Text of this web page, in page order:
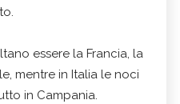
essere la Francia, la
mentre in Italia le noci
in Campania.